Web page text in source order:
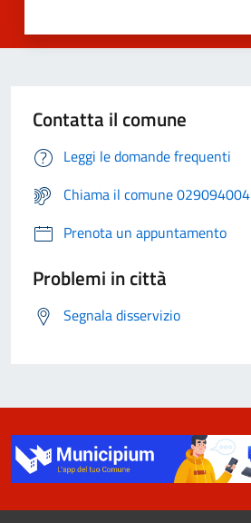
Contatta il comune
Leggi le domande frequenti
Chiama il comune 029094004
Prenota un appuntamento
Problemi in città
Segnala disservizio